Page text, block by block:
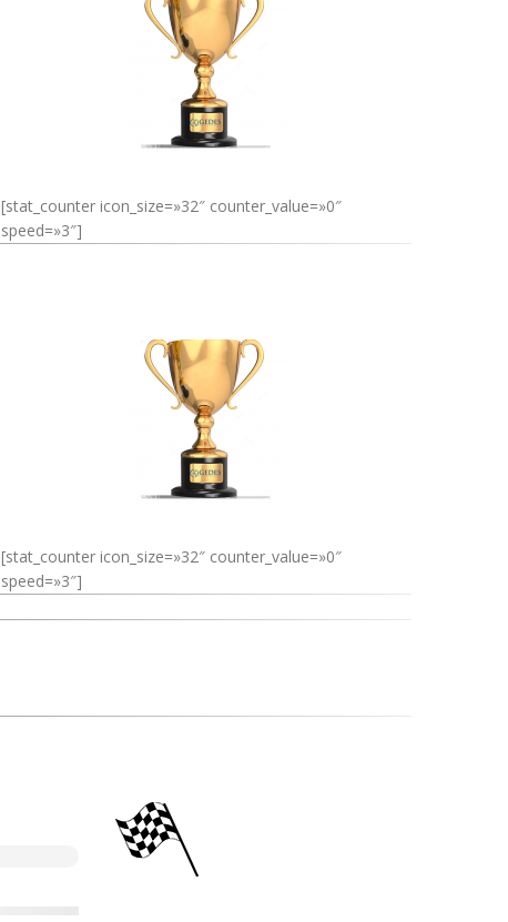
[stat_counter icon_size=»32″ counter_value=»0″
speed=»3″]
[stat_counter icon_size=»32″ counter_value=»0″
speed=»3″]